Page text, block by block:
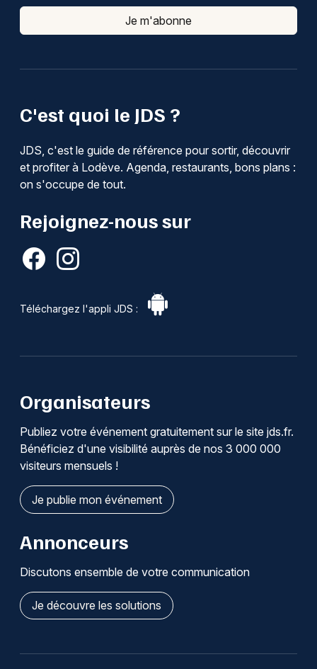
C'est quoi le JDS ?
JDS, c'est le guide de référence pour sortir, découvrir
et profiter à Lodève. Agenda, restaurants, bons plans :
on s'occupe de tout.
Rejoignez-nous sur
Téléchargez l'appli JDS :
Je m'abonne
Organisateurs
Publiez votre événement gratuitement sur le site jds.fr.
Bénéficiez d'une visibilité auprès de nos 3 000 000
visiteurs mensuels !
Je publie mon événement
Annonceurs
Discutons ensemble de votre communication
Je découvre les solutions